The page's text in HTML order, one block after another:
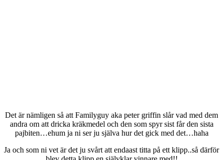
Det är nämligen så att Familyguy aka peter griffin slår vad med dem
andra om att dricka kräkmedel och den som spyr sist får den sista
pajbiten…ehum ja ni ser ju själva hur det gick med det…haha
Ja och som ni vet är det ju svårt att endaast titta på ett klipp..så därför